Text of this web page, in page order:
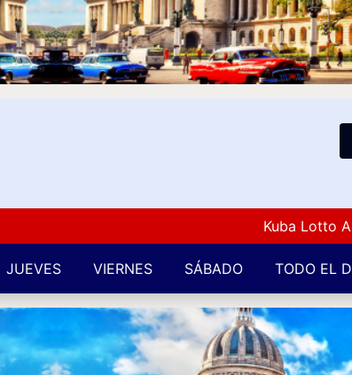
Kuba Lotto Are
JUEVES VIERNES SÁBADO TODO EL